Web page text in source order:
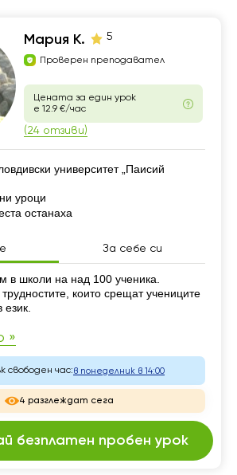
Мария К. 5
Проверен преподавател
Цената за един урок
е 12.9 €/час
(24 отзиви)
университет „Паисий
уроци
останаха
За себе си
в школи на над 100 ученика.
които срещат учениците
»
свободен час:в понеделник в 14:00
4 разглеждат сега
безплатен пробен урок